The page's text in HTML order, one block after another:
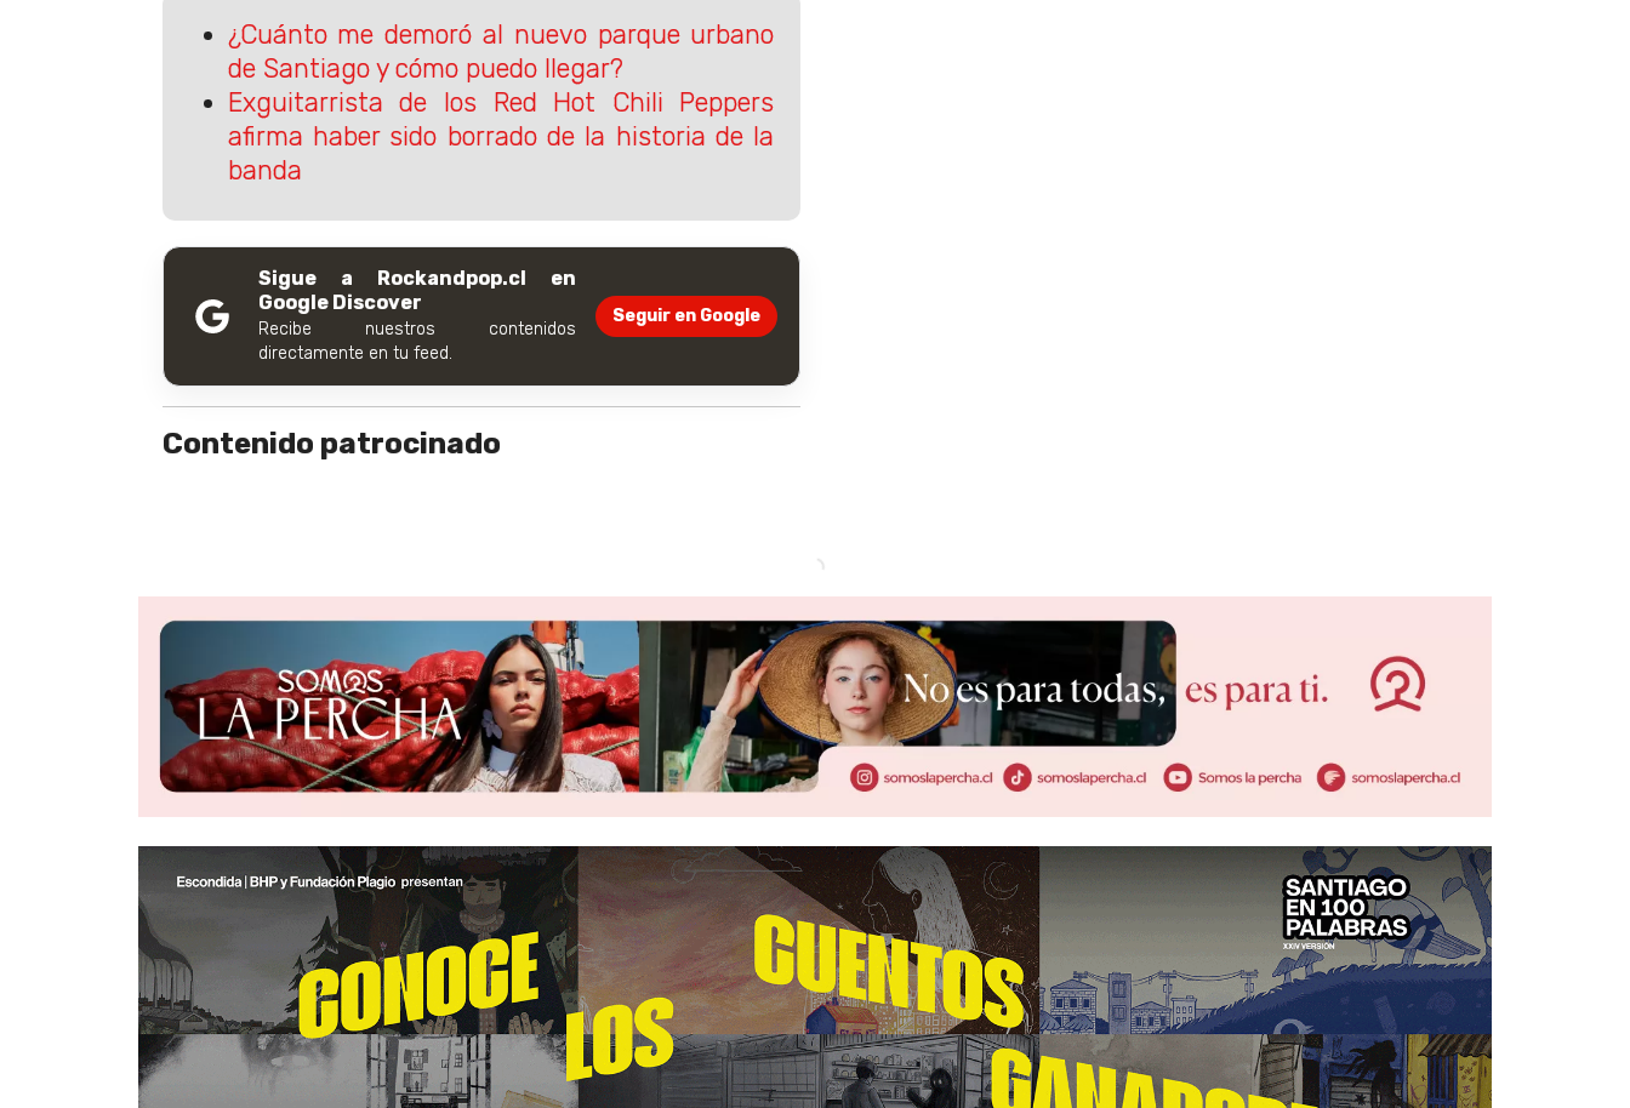
¿Cuánto me demoró al nuevo parque urbano
de Santiago y cómo puedo llegar?
Exguitarrista de los Red Hot Chili Peppers
afirma haber sido borrado de la historia de la
banda
Sigue a Rockandpop.cl en
Google Discover
Recibe nuestros contenidos
directamente en tu feed.
Seguir en Google
Contenido patrocinado